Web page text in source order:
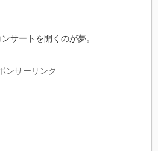
サートを開くのが夢。
ンサーリンク